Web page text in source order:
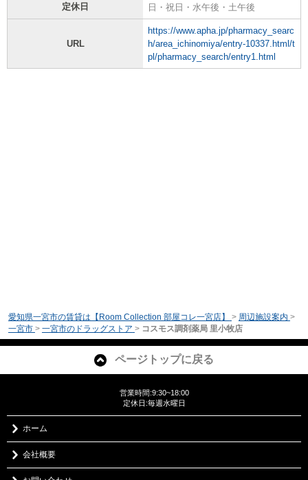
定休日 日・祝日・水午後・土午後
URL
https://www.apha.jp/pharmacy_searc
h/area_ichinomiya/entry-10337.html/t
pl/pharmacy_search/entry1.html
愛知県一宮市の賃貸は【Room Collection 部屋コレ一宮店】 > 周辺施設案内 >
一宮市 > 一宮市のドラッグストア > コスモス調剤薬局 里小牧店
ページトップに戻る
営業時間:9:30~18:00
定休日:毎週水曜日
ホーム
会社概要